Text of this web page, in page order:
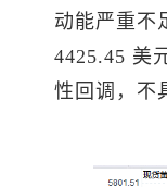
动能严重不
4425.45 美
性回调，不